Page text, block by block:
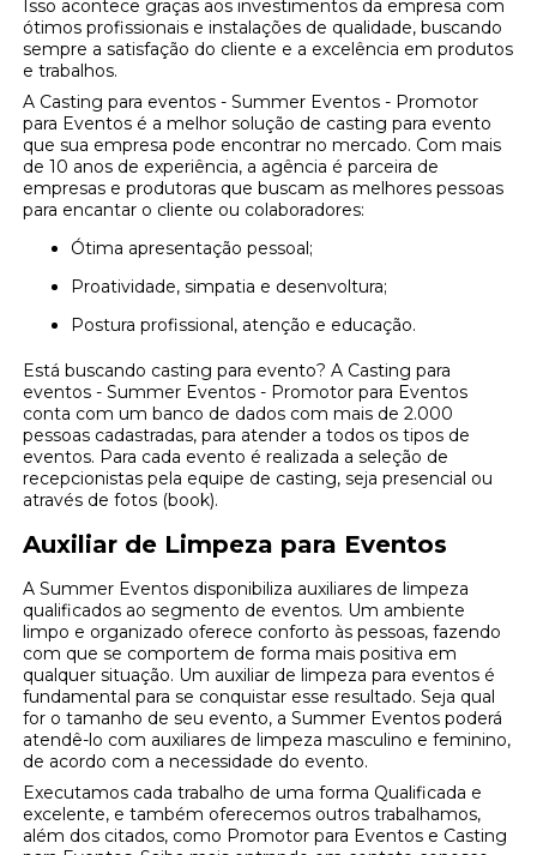
Isso acontece graças aos investimentos da empresa com
ótimos profissionais e instalações de qualidade, buscando
sempre a satisfação do cliente e a excelência em produtos
e trabalhos.
A Casting para eventos - Summer Eventos - Promotor
para Eventos é a melhor solução de casting para evento
que sua empresa pode encontrar no mercado. Com mais
de 10 anos de experiência, a agência é parceira de
empresas e produtoras que buscam as melhores pessoas
para encantar o cliente ou colaboradores:
Ótima apresentação pessoal;
Proatividade, simpatia e desenvoltura;
Postura profissional, atenção e educação.
Está buscando casting para evento? A Casting para
eventos - Summer Eventos - Promotor para Eventos
conta com um banco de dados com mais de 2.000
pessoas cadastradas, para atender a todos os tipos de
eventos. Para cada evento é realizada a seleção de
recepcionistas pela equipe de casting, seja presencial ou
através de fotos (book).
Auxiliar de Limpeza para Eventos
A Summer Eventos disponibiliza auxiliares de limpeza
qualificados ao segmento de eventos. Um ambiente
limpo e organizado oferece conforto às pessoas, fazendo
com que se comportem de forma mais positiva em
qualquer situação. Um auxiliar de limpeza para eventos é
fundamental para se conquistar esse resultado. Seja qual
for o tamanho de seu evento, a Summer Eventos poderá
atendê-lo com auxiliares de limpeza masculino e feminino,
de acordo com a necessidade do evento.
Executamos cada trabalho de uma forma Qualificada e
excelente, e também oferecemos outros trabalhamos,
além dos citados, como Promotor para Eventos e Casting